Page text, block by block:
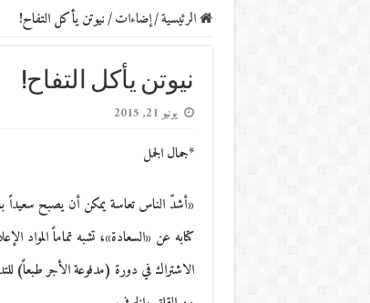
الرئيسية/إضاءات/نيوتن يأكل التفاح!
نيوتن يأكل التفاح!
يونيو 21, 2015
*جمال الجمل
«أشدّ الناس تعاسة يمكن أن يصبح سعيداً
كتابه عن «السعادة»، تشبه تماماً المواد
الاشتراك في دورة (مدفوعة الأجر طبعاً)